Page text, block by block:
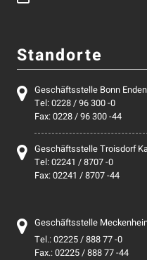
Standorte
Geschäftsstelle Bonn
Tel: 0228 / 96 300 -0
Fax: 0228 / 96 300 -44
Geschäftsstelle Troisdorf
Tel: 02241 / 8707 -0
Fax: 02241 / 8707 -44
Geschäftsstelle
Tel.: 02225 / 888 77 -0
Fax.: 02225 / 888 77 -44